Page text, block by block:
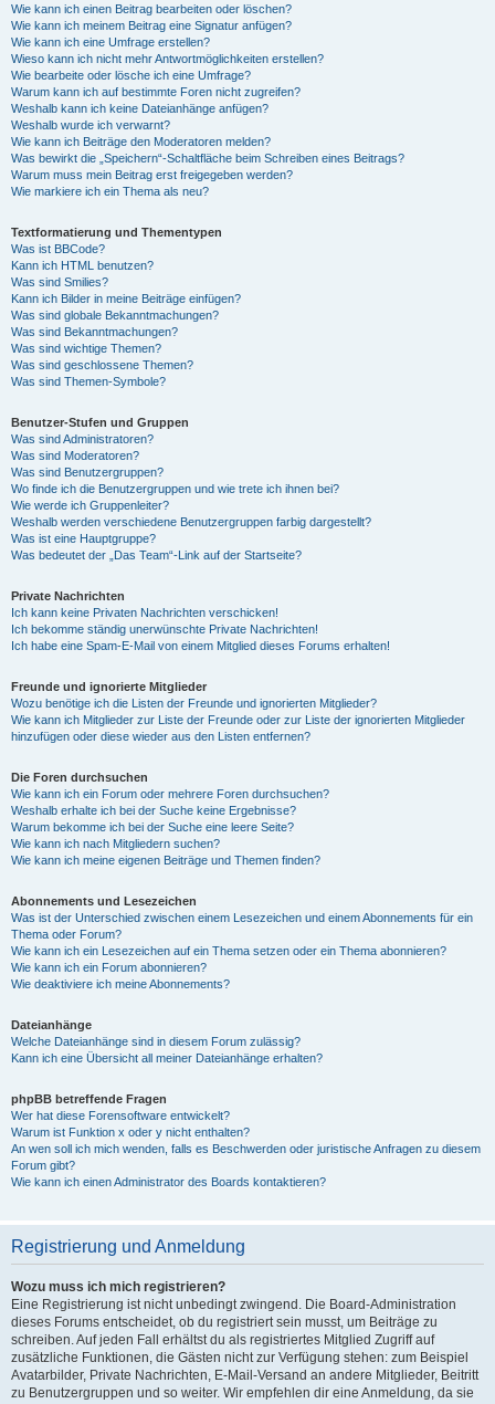
Wie kann ich einen Beitrag bearbeiten oder löschen?
Wie kann ich meinem Beitrag eine Signatur anfügen?
Wie kann ich eine Umfrage erstellen?
Wieso kann ich nicht mehr Antwortmöglichkeiten erstellen?
Wie bearbeite oder lösche ich eine Umfrage?
Warum kann ich auf bestimmte Foren nicht zugreifen?
Weshalb kann ich keine Dateianhänge anfügen?
Weshalb wurde ich verwarnt?
Wie kann ich Beiträge den Moderatoren melden?
Was bewirkt die „Speichern“-Schaltfläche beim Schreiben eines Beitrags?
Warum muss mein Beitrag erst freigegeben werden?
Wie markiere ich ein Thema als neu?
Textformatierung und Thementypen
Was ist BBCode?
Kann ich HTML benutzen?
Was sind Smilies?
Kann ich Bilder in meine Beiträge einfügen?
Was sind globale Bekanntmachungen?
Was sind Bekanntmachungen?
Was sind wichtige Themen?
Was sind geschlossene Themen?
Was sind Themen-Symbole?
Benutzer-Stufen und Gruppen
Was sind Administratoren?
Was sind Moderatoren?
Was sind Benutzergruppen?
Wo finde ich die Benutzergruppen und wie trete ich ihnen bei?
Wie werde ich Gruppenleiter?
Weshalb werden verschiedene Benutzergruppen farbig dargestellt?
Was ist eine Hauptgruppe?
Was bedeutet der „Das Team“-Link auf der Startseite?
Private Nachrichten
Ich kann keine Privaten Nachrichten verschicken!
Ich bekomme ständig unerwünschte Private Nachrichten!
Ich habe eine Spam-E-Mail von einem Mitglied dieses Forums erhalten!
Freunde und ignorierte Mitglieder
Wozu benötige ich die Listen der Freunde und ignorierten Mitglieder?
Wie kann ich Mitglieder zur Liste der Freunde oder zur Liste der ignorierten Mitglieder
hinzufügen oder diese wieder aus den Listen entfernen?
Die Foren durchsuchen
Wie kann ich ein Forum oder mehrere Foren durchsuchen?
Weshalb erhalte ich bei der Suche keine Ergebnisse?
Warum bekomme ich bei der Suche eine leere Seite?
Wie kann ich nach Mitgliedern suchen?
Wie kann ich meine eigenen Beiträge und Themen finden?
Abonnements und Lesezeichen
Was ist der Unterschied zwischen einem Lesezeichen und einem Abonnements für ein
Thema oder Forum?
Wie kann ich ein Lesezeichen auf ein Thema setzen oder ein Thema abonnieren?
Wie kann ich ein Forum abonnieren?
Wie deaktiviere ich meine Abonnements?
Dateianhänge
Welche Dateianhänge sind in diesem Forum zulässig?
Kann ich eine Übersicht all meiner Dateianhänge erhalten?
phpBB betreffende Fragen
Wer hat diese Forensoftware entwickelt?
Warum ist Funktion x oder y nicht enthalten?
An wen soll ich mich wenden, falls es Beschwerden oder juristische Anfragen zu diesem
Forum gibt?
Wie kann ich einen Administrator des Boards kontaktieren?
Registrierung und Anmeldung
Wozu muss ich mich registrieren?
Eine Registrierung ist nicht unbedingt zwingend. Die Board-Administration
dieses Forums entscheidet, ob du registriert sein musst, um Beiträge zu
schreiben. Auf jeden Fall erhältst du als registriertes Mitglied Zugriff auf
zusätzliche Funktionen, die Gästen nicht zur Verfügung stehen: zum Beispiel
Avatarbilder, Private Nachrichten, E-Mail-Versand an andere Mitglieder, Beitritt
zu Benutzergruppen und so weiter. Wir empfehlen dir eine Anmeldung, da sie